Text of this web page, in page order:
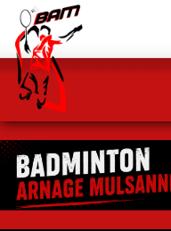
Panneau de gestion des cookies